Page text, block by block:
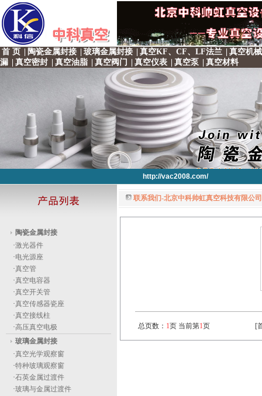
首 页 陶瓷金属封接 玻璃金属封接 真空KF、CF、LF法兰
真空机
漏
真空密封 真空油脂 真空阀门 真空仪表 真空泵 真空材料
http://vac2008.com/
陶瓷金属封接
·激光器件
·电光源座
·真空管
·真空电容器
·真空开关管
·真空传感器瓷座
·真空接线柱
·高压真空电极
玻璃金属封接
·真空光学观察窗
·特种玻璃观察窗
·石英金属过渡件
·玻璃与金属过渡件
联系我们-北京中科帅虹真空科技有限公
总页数： 1页 当前第1页 [